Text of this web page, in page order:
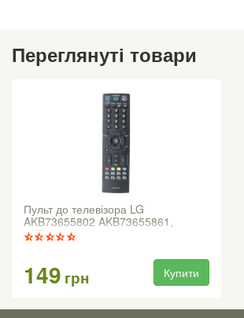
Переглянуті товари
Пульт до телевізора LG
AKB73655802 AKB73655861,
AKB73655833
149 грн Купити